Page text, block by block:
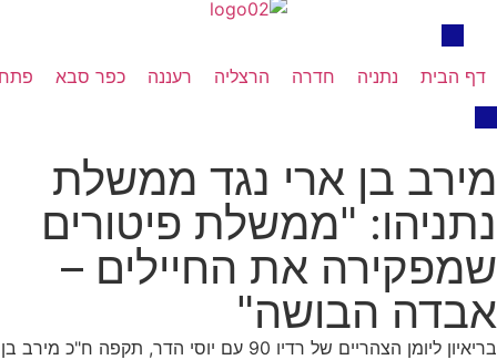
דף הבית נתניה חדרה הרצליה רעננה כפר סבא
מירב בן ארי נגד ממשלת
נתניהו: "ממשלת פיטורים
שמפקירה את החיילים –
אבדה הבושה"
בריאיון ליומן הצהריים של רדיו 90 עם יוסי הדר, תקפה ח"כ מירב בן